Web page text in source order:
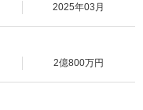
2025年03月
2億800万円